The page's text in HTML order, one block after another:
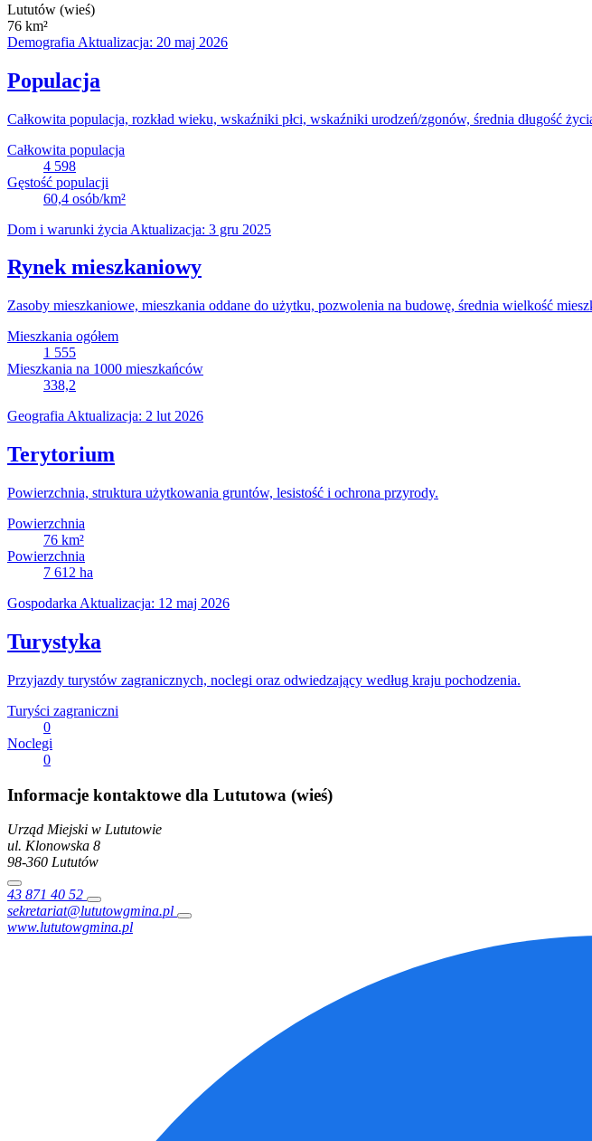
Lututów (wieś)
76 km²
Demografia Aktualizacja: 20 maj 2026
Populacja
Całkowita populacja, rozkład wieku, wskaźniki płci, wskaźniki urodzeń/zgonów, średnia długość
Całkowita populacja
4 598
Gęstość populacji
60,4 osób/km²
Dom i warunki życia Aktualizacja: 3 gru 2025
Rynek mieszkaniowy
Zasoby mieszkaniowe, mieszkania oddane do użytku, pozwolenia na budowę, średnia wielkość
Mieszkania ogółem
1 555
Mieszkania na 1000 mieszkańców
338,2
Geografia Aktualizacja: 2 lut 2026
Terytorium
Powierzchnia, struktura użytkowania gruntów, lesistość i ochrona przyrody.
Powierzchnia
76 km²
Powierzchnia
7 612 ha
Gospodarka Aktualizacja: 12 maj 2026
Turystyka
Przyjazdy turystów zagranicznych, noclegi oraz odwiedzający według kraju pochodzenia.
Turyści zagraniczni
0
Noclegi
0
Informacje kontaktowe dla Lututowa (wieś)
Urząd Miejski w Lututowie
ul. Klonowska 8
98-360 Lututów
43 871 40 52
sekretariat@lututowgmina.pl
www.lututowgmina.pl